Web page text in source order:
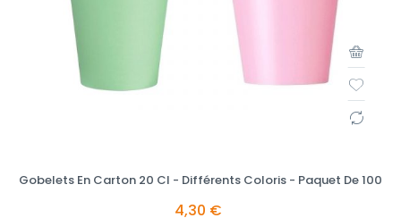
Gobelets En Carton 20 Cl - Différents Coloris - Paquet De 100
4,30 €